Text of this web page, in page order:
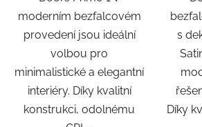
moderním bezfalcovém
provedení jsou ideální
volbou pro
minimalistické a elegantní
interiéry. Díky kvalitní
konstrukci, odolnému
s
Díky